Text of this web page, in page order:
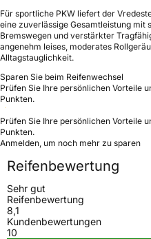
Für sportliche PKW liefert der
eine zuverlässige Gesamtleistung mit
Bremswegen und verstärkter
angenehm leises, moderates
Alltagstauglichkeit.
Sparen Sie beim Reifenwechsel
Prüfen Sie Ihre persönlichen Vorteile
Punkten.
Prüfen Sie Ihre persönlichen Vorteile
Punkten.
Anmelden, um noch mehr zu sparen
Reifenbewertung
Sehr gut
Reifenbewertung
8,1
Kundenbewertungen
10